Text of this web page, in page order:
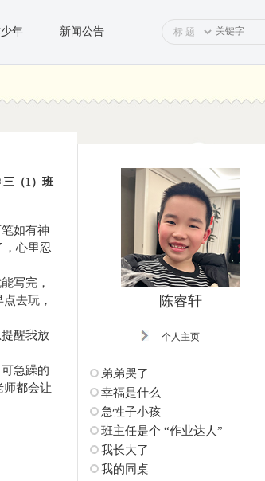
年 新闻公告
三（1）班
如有神
，心里忍
写完，
去玩，
醒我放
急躁的
师都会让
陈睿轩
个人主页
弟弟哭了
幸福是什么
急性子小孩
班主任是个 “作业达人”
我长大了
我的同桌